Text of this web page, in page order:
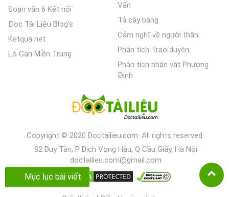
Mục lục bài viết
Soạn văn 6 Kết nối
Đọc Tài Liệu Blog's
Ketqua net
Lô Gan Miền Trung
Văn
Tả cây bàng
Cảm nghĩ về người thân
Phân tích Trao duyên
Phân tích nhân vật Phương
Định
Copyright © 2020 Doctailieu.com. All rights reserved
82 Duy Tân, P Dịch Vọng Hậu, Q Cầu Giấy, Hà Nội
doctailieu.com@gmail.com